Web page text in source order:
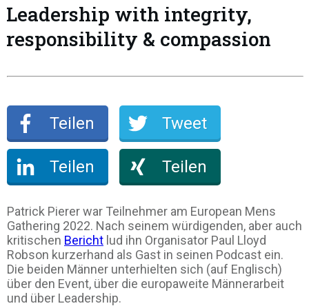
Leadership with integrity,
responsibility & compassion
Teilen Tweet
Teilen Teilen
Patrick Pierer war Teilnehmer am European Mens
Gathering 2022. Nach seinem würdigenden, aber auch
kritischen Bericht lud ihn Organisator Paul Lloyd
Robson kurzerhand als Gast in seinen Podcast ein.
Die beiden Männer unterhielten sich (auf Englisch)
über den Event, über die europaweite Männerarbeit
und über Leadership.